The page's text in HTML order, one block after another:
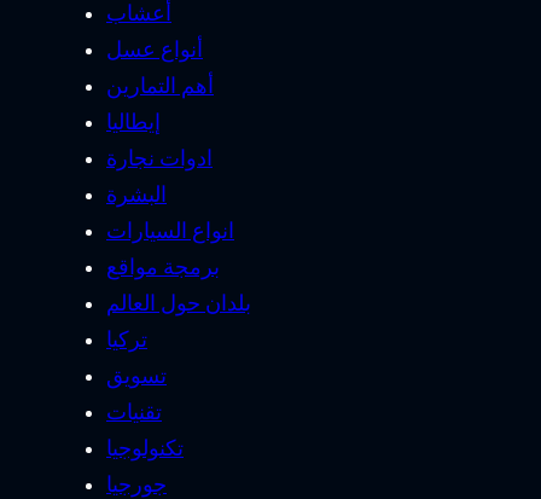
أعشاب
أنواع عسل
أهم التمارين
إيطاليا
ادوات نجارة
البشرة
انواع السيارات
برمجة مواقع
بلدان حول العالم
تركيا
تسويق
تقنيات
تكنولوجيا
جورجيا